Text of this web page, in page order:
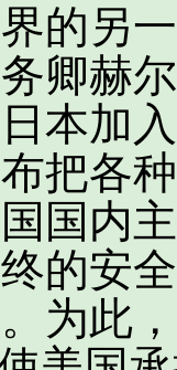
另一
卿赫
本加
把各
国内
的安
为此